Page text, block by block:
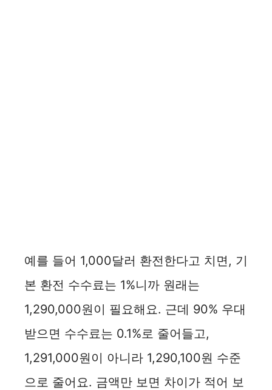
예를 들어 1,000달러 환전한다고 치면, 기
본 환전 수수료는 1%니까 원래는
1,290,000원이 필요해요. 근데 90% 우대
받으면 수수료는 0.1%로 줄어들고,
1,291,000원이 아니라 1,290,100원 수준
으로 줄어요. 금액만 보면 차이가 적어 보